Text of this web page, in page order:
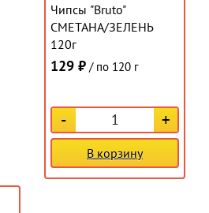
Чипсы "Bruto"
СМЕТАНА/ЗЕЛЕНЬ
120г
129 ₽ / по 120 г
- +
В корзину